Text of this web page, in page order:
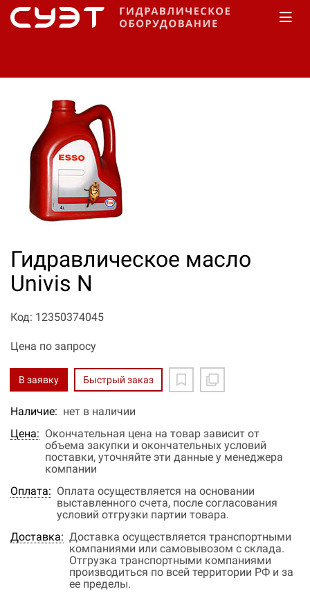
Гидравлическое масло
Univis N
Код: 12350374045
Цена по запросу
В заявку Быстрый заказ
Наличие: нет в наличии
Цена: Окончательная цена на товар зависит от
объема закупки и окончательных условий
поставки, уточняйте эти данные у менеджера
компании
Оплата: Оплата осуществляется на основании
выставленного счета, после согласования
условий отгрузки партии товара.
Доставка: Доставка осуществляется транспортными
компаниями или самовывозом с склада.
Отгрузка транспортными компаниями
производиться по всей территории РФ и за
ее пределы.